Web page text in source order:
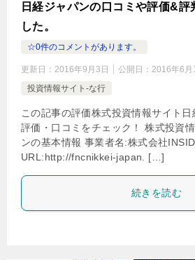
日経ジャパンの口コミや評価&評
した。
☆0件のコメントがあります。
更新日： 2016年9月3日 公開日： 2016年6月
投資情報サイト-な行
この記事の評価株式投資情報サイト日
評価・口コミをチェック！ 株式投資
ンの基本情報 事業者名:株式会社
URL:http://fncnikkei-japan. […]
続きを読む